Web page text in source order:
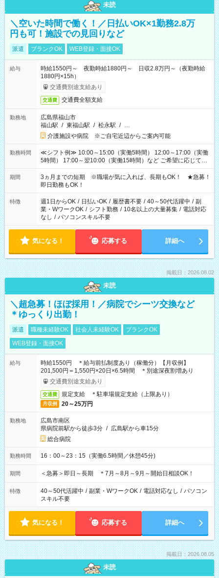
未読
＼空いた時間で働く！／日払いOK×1勤務2.8万
円も可！施設での見回りなど
派遣 ブランクOK WEB登録・面接OK
給与
時給1550円～ 夜勤時給1880円～ 日収2.8万円～（夜勤時給
1880円×15h）
交通費別途支給あり
交通費 交通費全額支給
勤務地
広島県福山市
福山駅 / 東福山駅 / 松永駅 / …
介護施設や病院 ※ご自宅近辺からご案内可能
勤務時間
≪シフト例≫ 10:00～15:00（実働5時間） 12:00～17:00（実働
5時間） 17:00～翌10:00（実働15時間）など ご希望に応じて、
働く時間は調整できます！ お気軽に担当へ相談ください！
期間
3ヵ月までの短期 ※職場が気に入れば、長期もOK！ ★急募！
即日勤務もOK！
特徴 週1日からOK / 日払いOK / 履歴書不要 / 40～50代活躍中 / 副
業・WワークOK / シフト勤務 / 10名以上の大量募集 / 電話対応
なし / パソコンスキル不要
気になる！ 応募する 詳細へ
掲載日：2026.08.02
未読
＼超急募！ほぼ採用！／病院でシーツ交換など
＊ゆっくり出勤！
派遣 職種未経験OK 社会人未経験OK
ブランクOK
WEB登録・面接OK
給与
時給1550円 ＊給与前払制度あり（稼働分）【月収例】
201,500円＝1,550円×20日×6.5時間 ＊別途深夜割増あり
交通費別途支給あり
交通費 規定支給 ＊駐車場規定支給（上限あり）
月収例 20～25万円
勤務地
広島市南区
県病院前駅から徒歩3分 / 広島駅から車15分
総合病院
勤務時間 16：00～23：15（実働6.5時間／休憩45分)
期間 ＜急募＞即日～長期 ＊7月～8月～9月～開始日相談OK！
特徴 40～50代活躍中 / 副業・WワークOK / 電話対応なし / パソコン
スキル不要
気になる！ 応募する 詳細へ
掲載日：2026.08.05
未読